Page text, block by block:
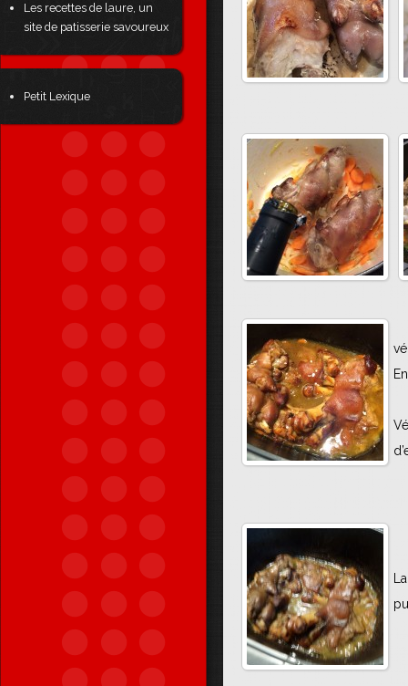
Les recettes de laure, un
site de patisserie savoureux
Petit Lexique